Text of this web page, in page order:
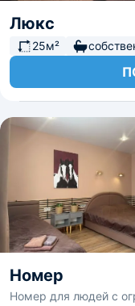
Люкс
25м²
Номер
Номер для людей с